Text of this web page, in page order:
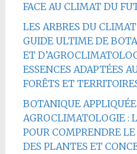
FACE AU CLIMAT DU
LES ARBRES DU
GUIDE ULTIME DE
ET
ESSENCES ADAPTÉES
FORÊTS ET
BOTANIQUE
AGROCLIMATOLOGIE :
POUR COMPRENDRE
DES PLANTES ET